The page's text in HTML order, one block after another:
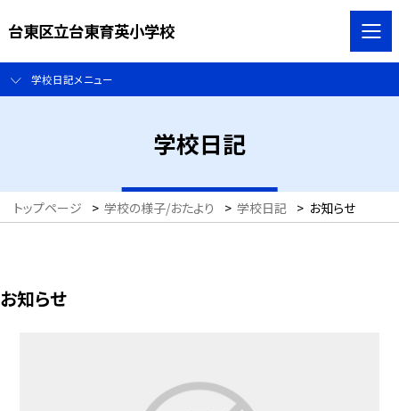
台東区立台東育英小学校
学校日記メニュー
学校日記
トップページ > 学校の様子/おたより > 学校日記 > お知らせ
お知らせ